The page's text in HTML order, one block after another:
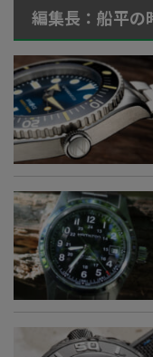
編集長：船平の